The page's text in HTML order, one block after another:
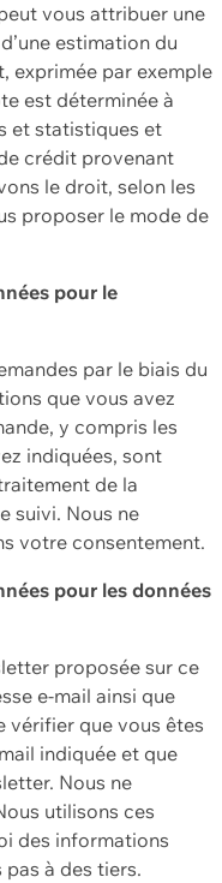
vous attribuer une
estimation du
exprimée par exemple
est déterminée à
et statistiques et
crédit provenant
le droit, selon les
proposer le mode de
pour le
par le biais du
que vous avez
y compris les
indiquées, sont
de la
suivi. Nous ne
votre consentement.
pour les données
proposée sur ce
e-mail ainsi que
vérifier que vous êtes
indiquée et que
Nous ne
utilisons ces
des informations
à des tiers.